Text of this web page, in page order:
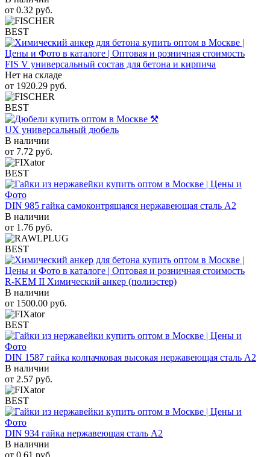
от 0.32 руб.
BEST
FIS V универсальный состав для бетона и кирпича
Нет на складе
от 1920.29 руб.
BEST
UX универсальный дюбель
В наличии
от 7.72 руб.
BEST
DIN 985 гайка самоконтрящаяся нержавеющая сталь A2
В наличии
от 1.76 руб.
BEST
R-KEM II Химический анкер (полиэстер)
В наличии
от 1500.00 руб.
BEST
DIN 1587 гайка колпачковая высокая нержавеющая сталь А2
В наличии
от 2.57 руб.
BEST
DIN 934 гайка нержавеющая сталь A2
В наличии
от 0.61 руб.